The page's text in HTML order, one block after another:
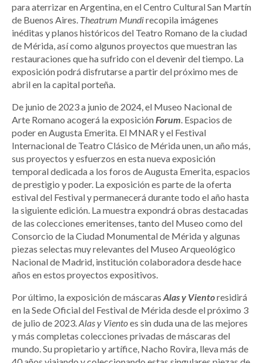
para aterrizar en Argentina, en el Centro Cultural San Martín
de Buenos Aires. Theatrum Mundirecopila imágenes
inéditas y planos históricos del Teatro Romano de la ciudad
de Mérida, así como algunos proyectos que muestran las
restauraciones que ha sufrido con el devenir del tiempo. La
exposición podrá disfrutarse a partir del próximo mes de
abril en la capital porteña.
De junio de 2023 a junio de 2024, el Museo Nacional de
Arte Romano acogerá la exposición Forum . Espacios de
poder en Augusta Emerita. El MNAR y el Festival
Internacional de Teatro Clásico de Mérida unen, un año más,
sus proyectos y esfuerzos en esta nueva exposición
temporal dedicada a los foros de Augusta Emerita, espacios
de prestigio y poder. La exposición es parte de la oferta
estival del Festival y permanecerá durante todo el año hasta
la siguiente edición. La muestra expondrá obras destacadas
de las colecciones emeritenses, tanto del Museo como del
Consorcio de la Ciudad Monumental de Mérida y algunas
piezas selectas muy relevantes del Museo Arqueológico
Nacional de Madrid, institución colaboradora desde hace
años en estos proyectos expositivos.
Por último, la exposición de máscaras Alas y Vientoresidirá
en la Sede Oficial del Festival de Mérida desde el próximo 3
de julio de 2023. Alas y Vientoes sin duda una de las mejores
y más completas colecciones privadas de máscaras del
mundo. Su propietario y artífice, Nacho Rovira, lleva más de